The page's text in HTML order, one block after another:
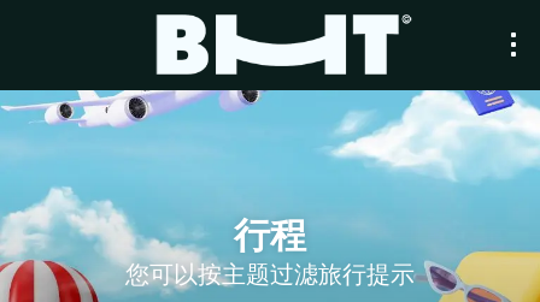
行程
您可以按主题过滤旅行提示